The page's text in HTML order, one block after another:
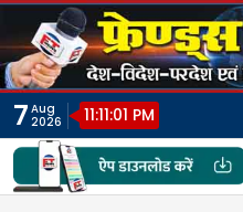
Skip
content
7 Aug
2026
11:11:04 PM